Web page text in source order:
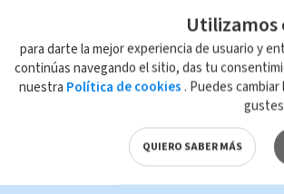
de esta página, mismo que es propiedad
con las leyes aplicables.
MÁS VIDEOS
Utilizamos
para darte la mejor experiencia de usuario y
continúas navegando el sitio, das tu
nuestra Política de cookies . Puedes
QUIERO SABER MÁS